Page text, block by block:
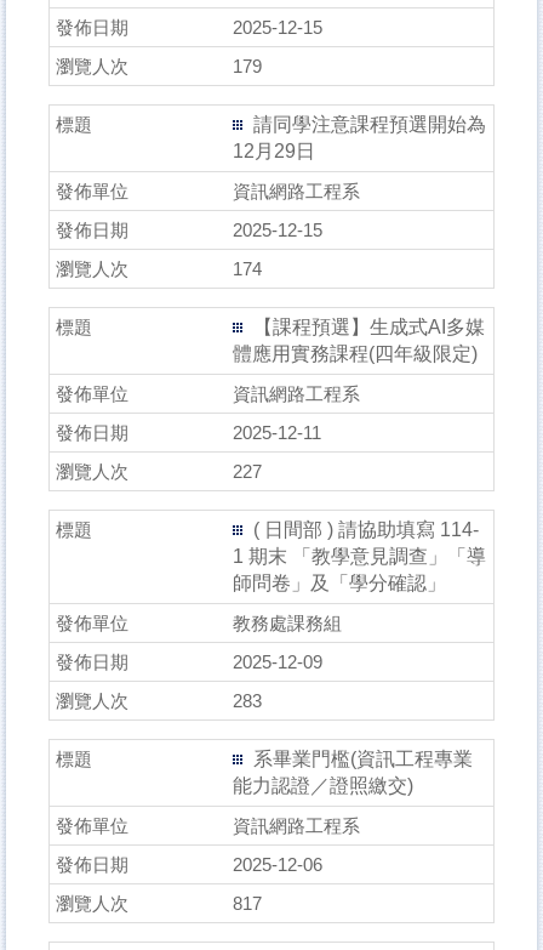
2025-12-15
179
請同學注意課程預選開始為
12月29日
資訊網路工程系
2025-12-15
174
【課程預選】生成式AI多媒
體應用實務課程(四年級限定)
資訊網路工程系
2025-12-11
227
( ⽇間部 ) 請協助填寫 114-
1 期末 「教學意⾒調查」「導
師問卷」及「學分確認」
教務處課務組
2025-12-09
283
系畢業門檻(資訊工程專業
能力認證／證照繳交)
資訊網路工程系
2025-12-06
817